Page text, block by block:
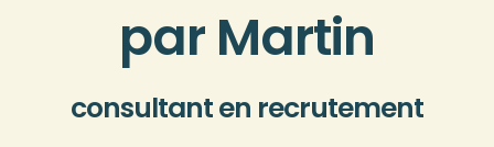
par Martin
consultant en recrutement